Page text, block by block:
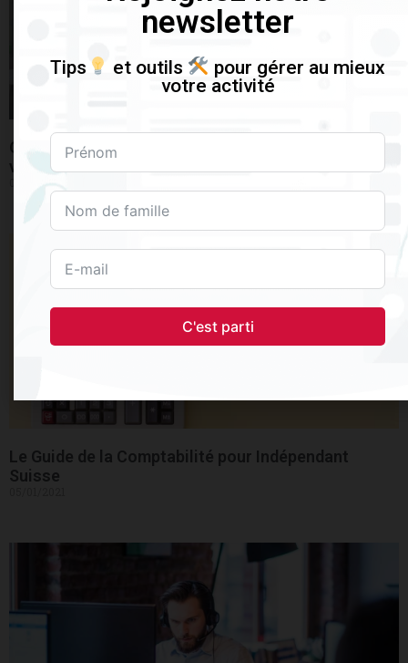
Ouvrir un Compte en Suisse pour Frontalier: Pas si
vite!
08/02/2021
Le Guide de la Comptabilité pour Indépendant
Suisse
newsletter
Tips et outils
pour gérer au mieux
votre activité
C'est parti